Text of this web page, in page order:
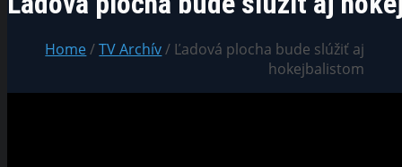
Home/TV Archív/ Ľadová plocha bude slúžiť aj
hokejbalistom